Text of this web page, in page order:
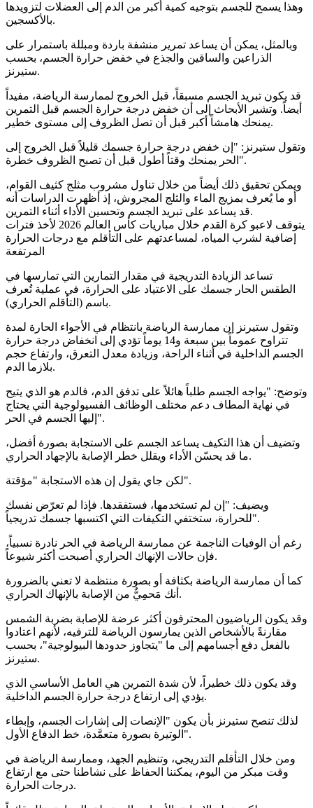
وهذا يسمح للجسم بتوجيه كمية أكبر من الدم إلى العضلات لتزويدها
بالأكسجين.
وبالمثل، يمكن أن يساعد تمرير منشفة باردة ومبللة باستمرار على
الذراعين والساقين والجذع في خفض حرارة الجسم، بحسب
ستيرنز.
قد يكون تبريد الجسم مسبقاً، قبل الخروج لممارسة الرياضة، مفيداً
أيضاً. وتشير الأبحاث إلى أن خفض درجة حرارة الجسم قبل التمرين
يمنحك هامشاً أكبر قبل أن تصل الظروف إلى مستوى خطير.
وتقول ستيرنز: "إن خفض درجة حرارة جسمك قليلاً قبل الخروج إلى
الحر يمنحك وقتاً أطول قبل أن تصبح الظروف خطرة".
ويمكن تحقيق ذلك أيضاً من خلال تناول مشروب مثلج كثيف القوام،
أو ما يُعرف بمزيج الماء والثلج المجروش، إذ أظهرت الدراسات أنه
قد يساعد على تبريد الجسم وتحسين الأداء أثناء التمرين.
يتوقف لاعبو كرة القدم خلال مباريات كأس العالم 2026 لأخذ فترات
إضافية لشرب المياه، لمساعدتهم على التأقلم مع درجات الحرارة
المرتفعة
تساعد الزيادة التدريجية في مقدار التمارين التي تمارسها في
الطقس الحار جسمك على الاعتياد على الحرارة، في عملية تُعرف
باسم (التأقلم الحراري).
وتقول ستيرنز إن ممارسة الرياضة بانتظام في الأجواء الحارة لمدة
تتراوح عموماً بين سبعة و14 يوماً تؤدي إلى انخفاض درجة حرارة
الجسم الداخلية في أثناء الراحة، وزيادة معدل التعرق، وارتفاع حجم
بلازما الدم.
وتوضح: "يواجه الجسم طلباً هائلاً على تدفق الدم، فالدم هو الذي يتيح
في نهاية المطاف دعم مختلف الوظائف الفسيولوجية التي يحتاج
إليها الجسم في الحر".
وتضيف أن هذا التكيف يساعد الجسم على الاستجابة بصورة أفضل،
ما قد يحسّن الأداء ويقلل خطر الإصابة بالإجهاد الحراري.
لكن جاي يقول إن هذه الاستجابة "مؤقتة".
ويضيف: "إن لم تستخدمها، فستفقدها. فإذا لم تعرّض نفسك
للحرارة، ستختفي التكيفات التي اكتسبها جسمك تدريجياً".
رغم أن الوفيات الناجمة عن ممارسة الرياضة في الحر نادرة نسبياً،
فإن حالات الإنهاك الحراري أصبحت أكثر شيوعاً.
كما أن ممارسة الرياضة بكثافة أو بصورة منتظمة لا تعني بالضرورة
أنك مَحمِيٌّ من الإصابة بالإنهاك الحراري.
وقد يكون الرياضيون المحترفون أكثر عرضة للإصابة بضربة الشمس
مقارنةً بالأشخاص الذين يمارسون الرياضة للترفيه، لأنهم اعتادوا
بالفعل دفع أجسامهم إلى ما "يتجاوز حدودها البيولوجية"، بحسب
ستيرنز.
وقد يكون ذلك خطيراً، لأن شدة التمرين هي العامل الأساسي الذي
يؤدي إلى ارتفاع درجة حرارة الجسم الداخلية.
لذلك تنصح ستيرنز بأن يكون "الإنصات إلى إشارات الجسم، وإبطاء
الوتيرة بصورة متعمَّدة، خط الدفاع الأول".
ومن خلال التأقلم التدريجي، وتنظيم الجهد، وممارسة الرياضة في
وقت مبكر من اليوم، يمكننا الحفاظ على نشاطنا حتى مع ارتفاع
درجات الحرارة.